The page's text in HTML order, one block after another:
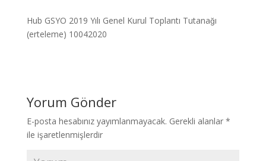
Hub GSYO 2019 Yılı Genel Kurul Toplantı Tutanağı
(erteleme) 10042020
Yorum Gönder
E-posta hesabınız yayımlanmayacak. Gerekli alanlar *
ile işaretlenmişlerdir